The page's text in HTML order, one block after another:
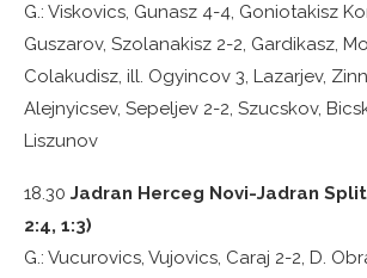
G.: Viskovics, Gunasz 4-4, Goniotakisz
Guszarov, Szolanakisz 2-2, Gardikasz,
Colakudisz, ill. Ogyincov 3, Lazarjev,
Alejnyicsev, Sepeljev 2-2, Szucskov,
Liszunov
18.30 Jadran Herceg Novi-Jadran Split
2:4, 1:3)
G.: Vucurovics, Vujovics, Caraj 2-2, D.